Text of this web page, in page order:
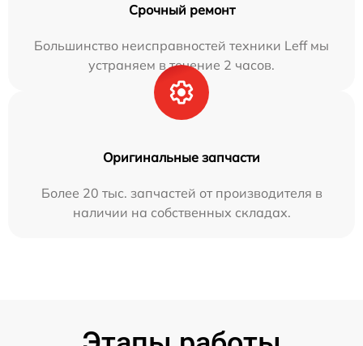
Срочный ремонт
Большинство неисправностей техники Leff мы
устраняем в течение 2 часов.
Оригинальные запчасти
Более 20 тыс. запчастей от производителя в
наличии на собственных складах.